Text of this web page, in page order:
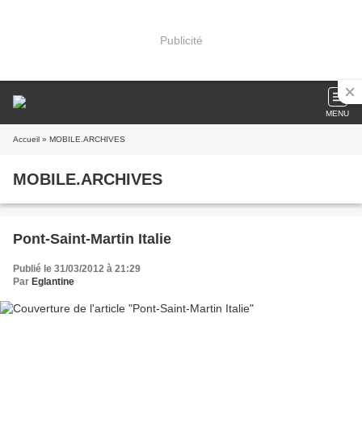
Publicité
MENU
Accueil » MOBILE.ARCHIVES
MOBILE.ARCHIVES
Pont-Saint-Martin Italie
Publié le 31/03/2012 à 21:29
Par Eglantine